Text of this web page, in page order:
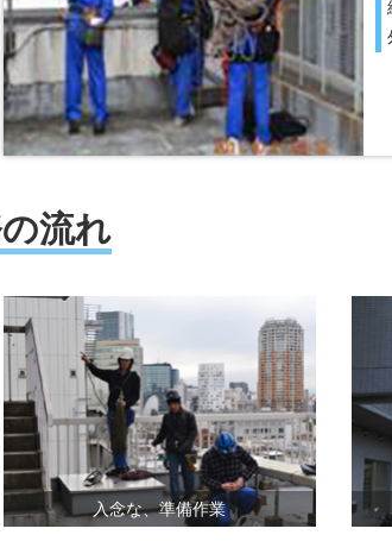
流れ
入念な、準備作業